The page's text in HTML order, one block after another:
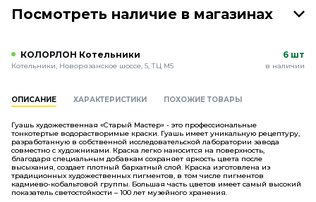
Посмотреть наличие в магазинах
КОЛОРЛОН Котельники
Котельники, Новорязанское шоссе, 5, ТЦ М5
6 шт
в наличии
ОПИСАНИЕ ХАРАКТЕРИСТИКИ ПОХОЖИЕ ТОВАРЫ
Гуашь художественная «Старый Мастер» - это профессиональные
тонкотертые водорастворимые краски. Гуашь имеет уникальную рецептуру,
разработанную в собственной исследовательской лаборатории завода
совместно с художниками. Краска легко наносится на поверхность,
благодаря специальным добавкам сохраняет яркость цвета после
высыхания, создает плотный бархатный слой. Краска изготовлена из
традиционных художественных пигментов, в том числе пигментов
кадмиево-кобальтовой группы. Большая часть цветов имеет самый высокий
показатель светостойкости – 100 лет музейного хранения.